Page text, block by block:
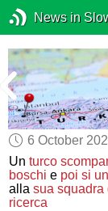
News in
6 October
Unturco
boschi e poi si
allasua squadra
ricerca